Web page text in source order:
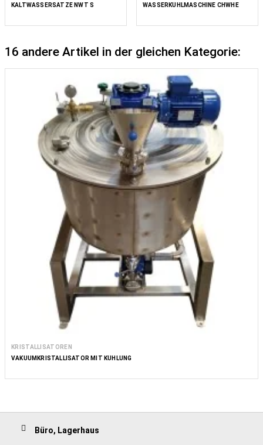
KALTWASSERSÄTZE NWT S
WASSERKÜHLMASCHINE CHWHE
16 andere Artikel in der gleichen Kategorie:
KRISTALLISATOREN
VAKUUMKRISTALLISATOR MIT KÜHLUNG
Büro, Lagerhaus